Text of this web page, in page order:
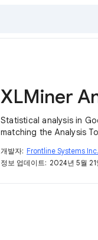
Statistical analysis in
matching the Analysis
개발자: Frontline Systems Inc.
정보 업데이트: 2024년 5월 21